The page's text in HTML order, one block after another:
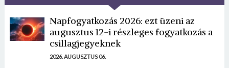
Napfogyatkozás 2026: ezt üzeni az
augusztus 12-i részleges fogyatkozás a
csillagjegyeknek
2026. AUGUSZTUS 06.